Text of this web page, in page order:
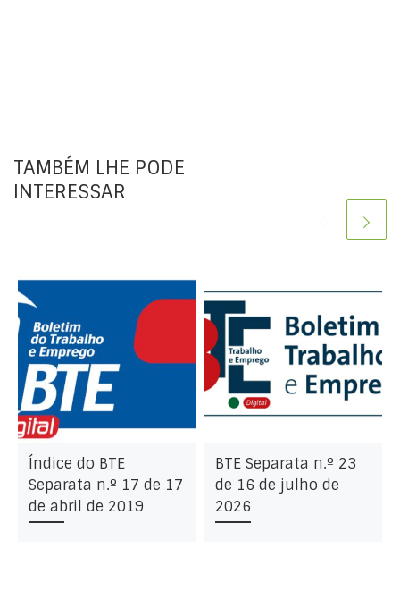
TAMBÉM LHE PODE
INTERESSAR
Índice do BTE
Separata n.º 17 de 17
de abril de 2019
BTE Separata n.º 23
de 16 de julho de
2026